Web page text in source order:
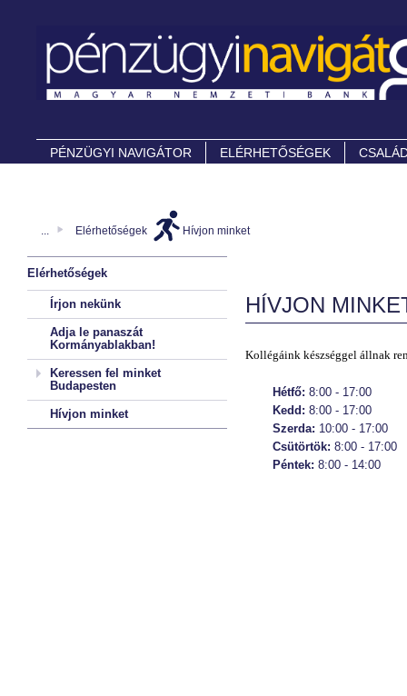
PÉNZÜGYI NAVIGÁTOR ELÉRHETŐSÉGEK
... Elérhetőségek Hívjon minket
Elérhetőségek
Írjon nekünk
Adja le panaszát
Kormányablakban!
Keressen fel minket
Budapesten
Hívjon minket
HÍVJON
Kollégáink készséggel állnak
Hétfő: 8:00 - 17:00
Kedd: 8:00 - 17:00
Szerda: 10:00 - 17:00
Csütörtök: 8:00 - 17:00
Péntek: 8:00 - 14:00